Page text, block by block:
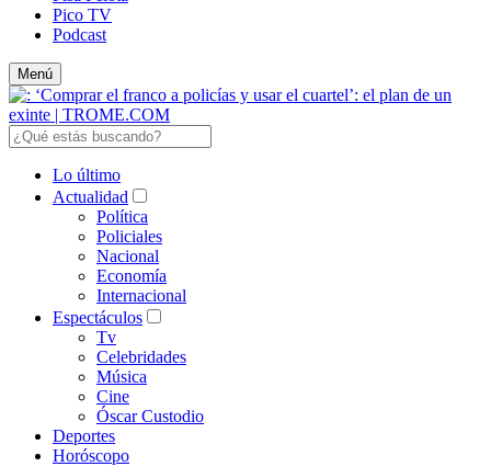
Pico TV
Podcast
Menú
Lo último
Actualidad
Política
Policiales
Nacional
Economía
Internacional
Espectáculos
Tv
Celebridades
Música
Cine
Óscar Custodio
Deportes
Horóscopo